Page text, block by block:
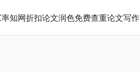
知网折扣论文润色免费查重论文写作